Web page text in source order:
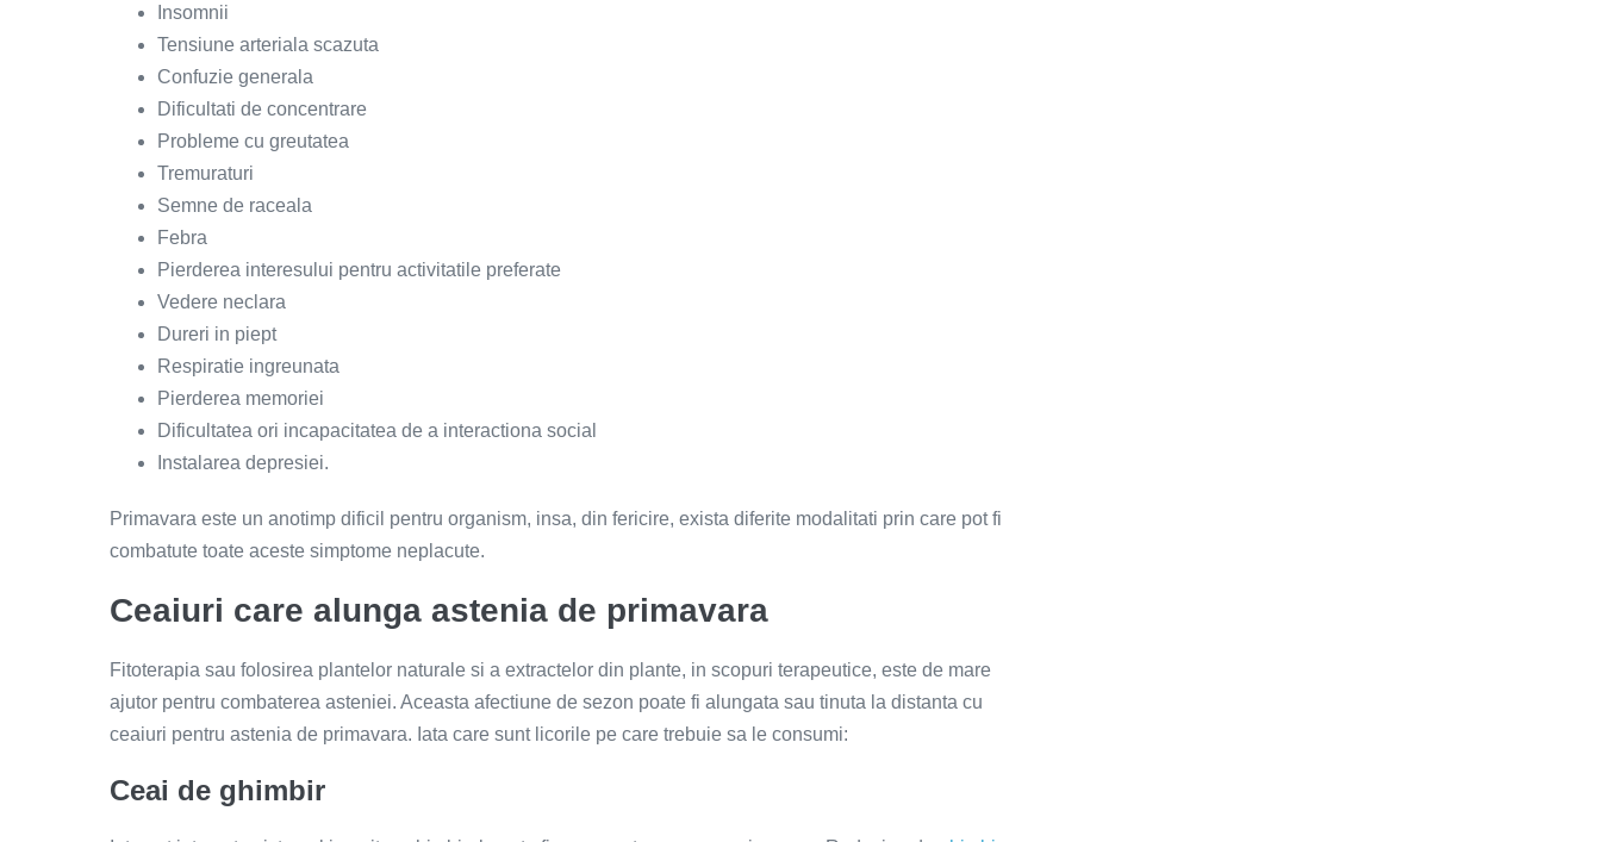
Insomnii
Tensiune arteriala scazuta
Confuzie generala
Dificultati de concentrare
Probleme cu greutatea
Tremuraturi
Semne de raceala
Febra
Pierderea interesului pentru activitatile preferate
Vedere neclara
Dureri in piept
Respiratie ingreunata
Pierderea memoriei
Dificultatea ori incapacitatea de a interactiona social
Instalarea depresiei.
Primavara este un anotimp dificil pentru organism, insa, din fericire, exista diferite modalitati prin care pot fi
combatute toate aceste simptome neplacute.
Ceaiuri care alunga astenia de primavara
Fitoterapia sau folosirea plantelor naturale si a extractelor din plante, in scopuri terapeutice, este de mare
ajutor pentru combaterea asteniei. Aceasta afectiune de sezon poate fi alungata sau tinuta la distanta cu
ceaiuri pentru astenia de primavara. Iata care sunt licorile pe care trebuie sa le consumi:
Ceai de ghimbir